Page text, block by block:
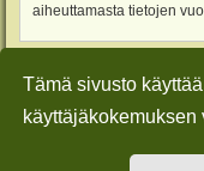
Tämä sivusto
käyttäjäkokemuksen
aiheuttamasta tietojen
Etusivu
Keskustelufoorumin